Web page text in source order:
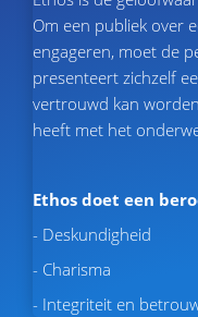
Om een publiek over
engageren, moet de
presenteert zichzelf
vertrouwd kan
heeft met het
Ethos doet een
- Deskundigheid
- Charisma
- Integriteit en